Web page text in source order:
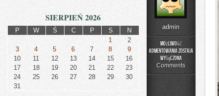
admin
Możliwość
komentowania
Rehabilitacja
Fizjoterapia
została
wyłączona
Comments
SIERPIEŃ 2026
P W Ś C P S
N
1
2
3
4 5 6 7 8
9
10
11 12 13 14 15
16
17
18 19 20 21 22
23
24
25 26 27 28 29
30
31